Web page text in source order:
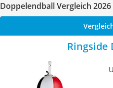
Doppelendball Vergleich
Ringside